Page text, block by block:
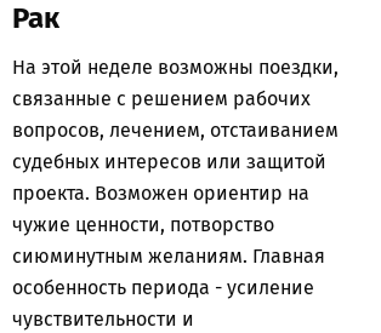
Рак
На этой неделе возможны поездки,
связанные с решением рабочих
вопросов, лечением, отстаиванием
судебных интересов или защитой
проекта. Возможен ориентир на
чужие ценности, потворство
сиюминутным желаниям. Главная
особенность периода - усиление
чувствительности и